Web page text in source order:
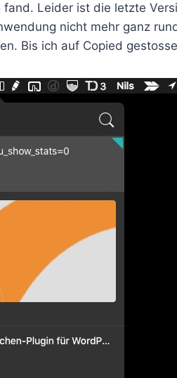
Leider ist die letzte
nicht mehr ganz
Bis ich auf Copied